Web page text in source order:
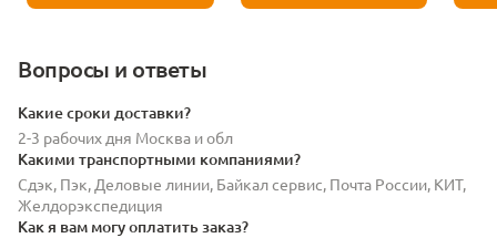
Вопросы и ответы
Какие сроки доставки?
2-3 рабочих дня Москва и обл
Какими транспортными компаниями?
Сдэк, Пэк, Деловые линии, Байкал сервис, Почта России, КИТ,
Желдорэкспедиция
Как я вам могу оплатить заказ?